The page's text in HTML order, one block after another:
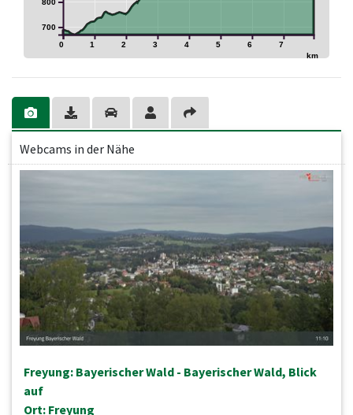
0 1 2 3 4 5 6 7
km
700
800
Webcams in der Nähe
Freyung: Bayerischer Wald - Bayerischer Wald, Blick
auf
Ort: Freyung